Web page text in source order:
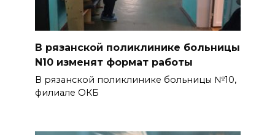
В рязанской поликлинике больницы
N10 изменят формат работы
В рязанской поликлинике больницы №10,
филиале ОКБ